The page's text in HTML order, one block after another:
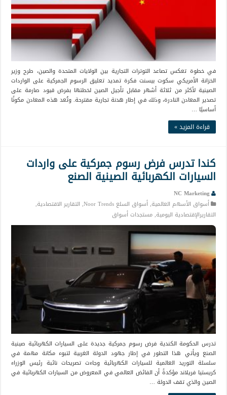
في خطوة تعكس تصاعد التوترات التجارية بين الولايات المتحدة والصين، طرح وزير
الخزانة الأمريكي سكوت بيسنت فكرة تمديد تعليق الرسوم الجمركية على الواردات
الصينية لأكثر من ثلاثة أشهر مقابل تأجيل الصين لخطتها بفرض قيود صارمة على
تصدير المعادن النادرة، وذلك في إطار هدنة تجارية مقترحة. وتُعد هذه المعادن مكونًا
أساسيًا …
قراءة المزيد »
كندا تدرس فرض رسوم جمركية على واردات
السيارات الكهربائية الصينية الصنع
NC Marketing
أسواق الأسهم العالمية,أسواق السلع Noor Trends , التقارير الاقتصادية,
التقاريرالإقتصادية اليومية,مستجدات أسواق
تدرس الحكومة الكندية فرض رسوم جمركية جديدة على السيارات الكهربائية صينية
الصنع ويأتي هذا التطور في إطار جهود الدولة الغربية لتبوء مكانة مهمة في
سلسلة التوريد العالمية للسيارات الكهربائية وجاءت تصريحات نائبة رئيس الوزراء
كريستيا فريلاند مؤكدةً أن الفائض العالمي في المعروض من السيارات الكهربائية في
الصين والذي تقف الدولة …